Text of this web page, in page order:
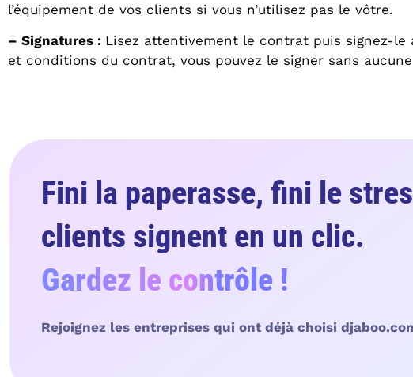
l’équipement de vos clients si vous n’utilisez pas le vôtre.
– Signatures : Lisez attentivement le contrat puis signez-le
et conditions du contrat, vous pouvez le signer sans
Fini la paperasse, fini le
clients signent en un clic.
Gardez le contrôle !
Rejoignez les entreprises qui ont déjà choisi